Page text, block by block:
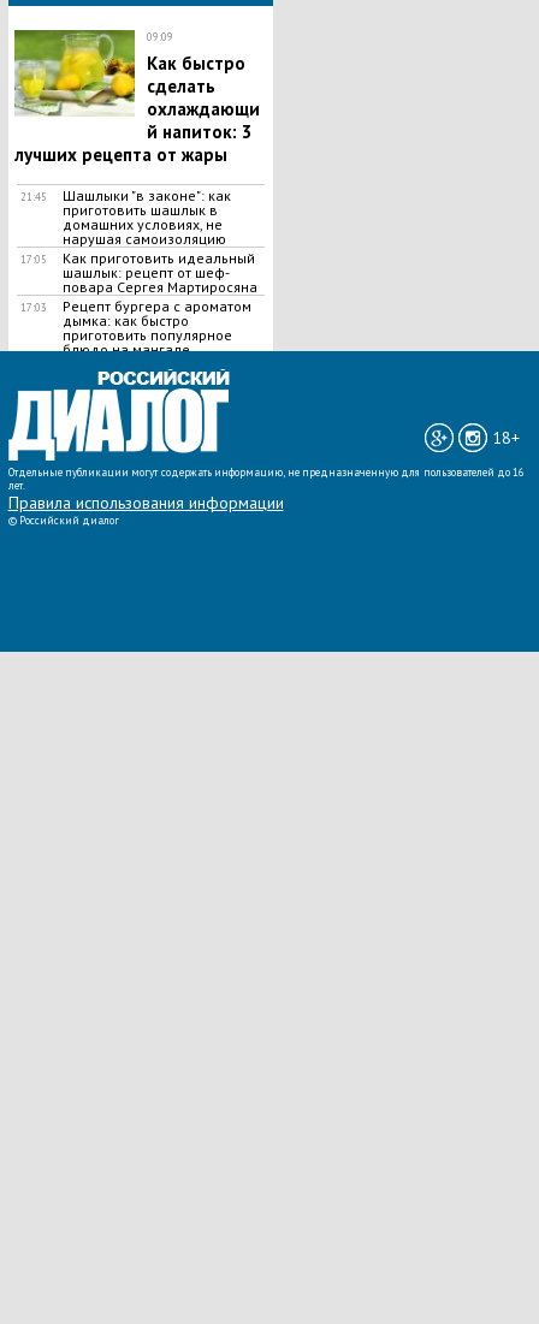
09:09
Как быстро
сделать
охлаждающи
й напиток: 3
лучших рецепта от жары
21:45
Шашлыки "в законе": как
приготовить шашлык в
домашних условиях, не
нарушая самоизоляцию
17:05
Как приготовить идеальный
шашлык​: рецепт от шеф-
повара Сергея Мартиросяна
17:03
Рецепт бургера с ароматом
дымка: как быстро
приготовить популярное
блюдо на мангале
ВСЕ НОВОСТИ »
18+
Отдельные публикации могут содержать информацию, не предназначенную для пользователей до 16
лет.
Правила использования информации
© Российский диалог